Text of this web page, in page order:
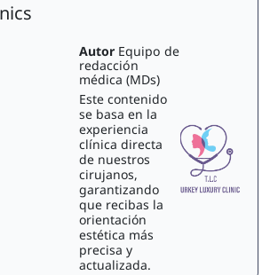
Autor Equipo de
redacción
médica (MDs)
Este contenido
se basa en la
experiencia
clínica directa
de nuestros
cirujanos,
garantizando
que recibas la
orientación
estética más
precisa y
actualizada.